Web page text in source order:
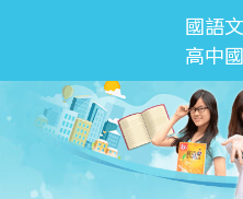
國語
高中